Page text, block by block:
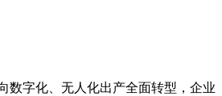
字化、无人化出产全面转型，企业